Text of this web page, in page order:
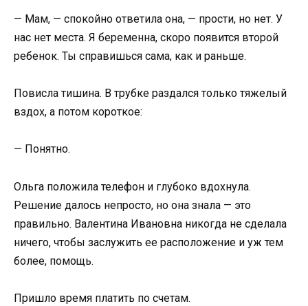
— Мам, — спокойно ответила она, — прости, но нет. У
нас нет места. Я беременна, скоро появится второй
ребенок. Ты справишься сама, как и раньше.
Повисла тишина. В трубке раздался только тяжелый
вздох, а потом короткое:
— Понятно.
Ольга положила телефон и глубоко вдохнула.
Решение далось непросто, но она знала — это
правильно. Валентина Ивановна никогда не сделала
ничего, чтобы заслужить ее расположение и уж тем
более, помощь.
Пришло время платить по счетам.